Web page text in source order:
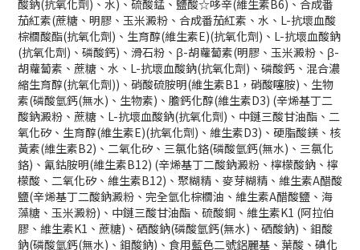
酸鈉(抗氧化劑)、水)、硫酸錳、鹽酸☆哆辛(維生素B6)、合成番
茄紅素(蔗糖、明膠、玉米澱粉、合成番茄紅素、水、L-抗壞血酸
棕櫚酸酯(抗氧化劑)、生育醇(維生素E)(抗氧化劑)、L-抗壞血酸鈉
(抗氧化劑)、磷酸鈣)、滑石粉、β-胡蘿蔔素(明膠、玉米澱粉、β-
胡蘿蔔素、蔗糖、水、L-抗壞血酸鈉(抗氧化劑)、磷酸鈣、混合濃
縮生育醇(抗氧化劑))、硝酸硫胺明(維生素B1，硝酸噻胺)、生物
素(磷酸氫鈣(無水)、生物素)、膽鈣化醇(維生素D3) (辛烯基丁二
酸鈉澱粉、蔗糖、L-抗壞血酸鈉(抗氧化劑)、中鏈三酸甘油酯、二
氧化矽、生育醇(維生素E)(抗氧化劑)、維生素D3)、硬脂酸鎂、核
黃素(維生素B2)、二氧化矽、三氯化鉻(磷酸氫鈣(無水)、三氯化
鉻)、氰鈷胺明(維生素B12) (辛烯基丁二酸鈉澱粉、檸檬酸鈉、檸
檬酸、二氧化矽、維生素B12)、聚糊精、麥芽糊精、維生素A醋酸
鹽(辛烯基丁二酸鈉澱粉、完全氫化棕櫚油、維生素A醋酸鹽、海
藻糖、玉米澱粉)、中鏈三酸甘油酯、硫酸銅、維生素K1 (阿拉伯
膠、維生素K1、蔗糖)、硒酸鈉(磷酸氫鈣(無水)、硒酸鈉)、鉬酸
鈉(磷酸氫鈣(無水)、鉬酸鈉)、食用藍色二號鋁麗基、葉酸、碘化